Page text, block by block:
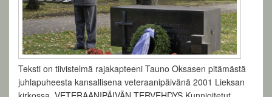
Teksti on tiivistelmä rajakapteeni Tauno Oksasen pitämästä
juhlapuheesta kansallisena veteraanipäivänä 2001 Lieksan